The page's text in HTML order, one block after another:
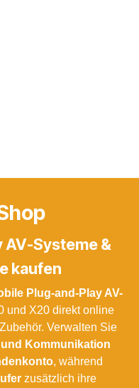
AV-Systeme &
kaufen
Plug-and-Play AV-
und X20 direkt online
Verwalten Sie
Kommunikation
, während
zusätzlich ihre